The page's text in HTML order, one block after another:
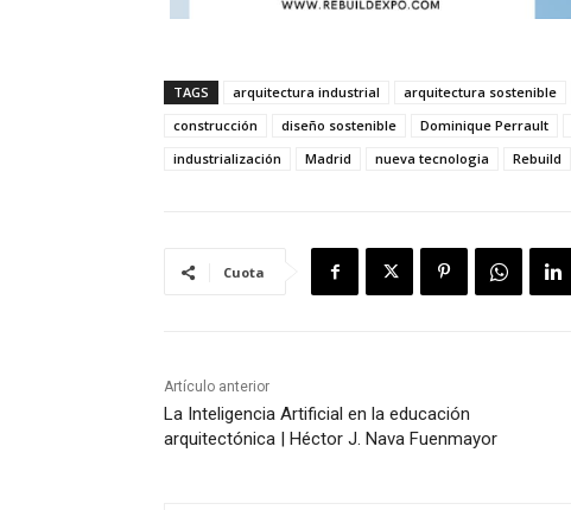
TAGS arquitectura industrial arquitectura sostenible
construcción
diseño sostenible Dominique Perrault
industrialización
Madrid nueva tecnologia Rebuild
Cuota
Artículo anterior
La Inteligencia Artificial en la educación
arquitectónica | Héctor J. Nava Fuenmayor